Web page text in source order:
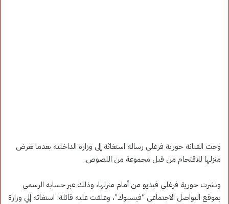
وجت الفنانة حورية فرغلي رسالة استغاثة إلى وزارة الداخلية بعدما تعرض
منزلها للاقتحام من قبل مجموعة من اللصوص.
ونشرت حورية فرغلي فيديو من أمام منزلها، وذلك عبر حسابه الرسمي
بموقع التواصل الاجتماعي “فيسبوك”، وعلقت عليه قائلة: استغاثه إلي وزارة